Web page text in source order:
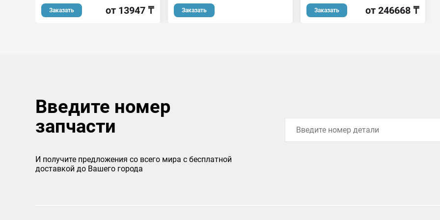
Заказать от 13947 ₸ Заказать Заказать от 246668 ₸
Введите номер
запчасти
И получите предложения со всего мира с бесплатной
доставкой до Вашего города